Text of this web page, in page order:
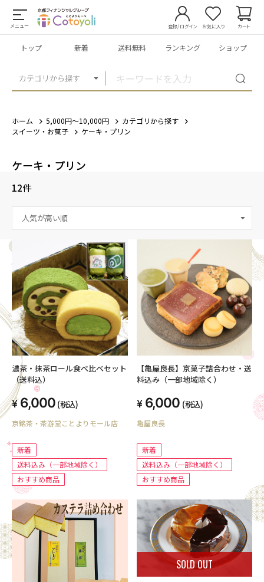
メニュー
カテゴリから探す
登録/ログイン お気に入り カート
トップ 新着 送料無料 ランキング ショップ
ホーム 5,000円～10,000円
カテゴリから探す
スイーツ・お菓子
ケーキ・プリン
ケーキ・プリン
12件
濃茶・抹茶ロール食べ比べセット
（送料込）
6,000 (税込)
京銘茶・茶游堂ことよりモール店
新着
送料込み（一部地域除く）
おすすめ商品
【亀屋良長】京菓子詰合わせ・送
料込み（一部地域除く）
6,000 (税込)
亀屋良長
新着
送料込み（一部地域除く）
おすすめ商品
SOLD OUT